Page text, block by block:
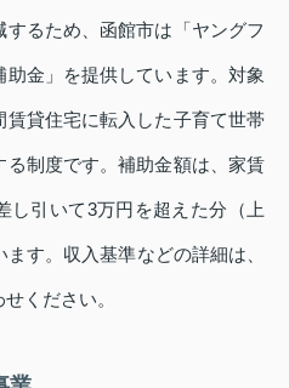
るため、函館市は「ヤングフ
金」を提供しています。対象
貸住宅に転入した子育て世帯
制度です。補助金額は、家賃
し引いて3万円を超えた分（上
す。収入基準などの詳細は、
ください。